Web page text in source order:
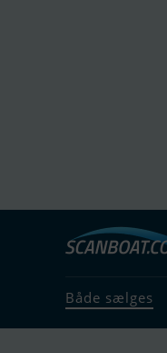
Både sælges